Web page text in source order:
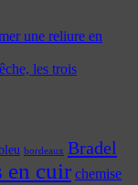
une reliure en
les trois
bordeaux Bradel
en cuir chemise